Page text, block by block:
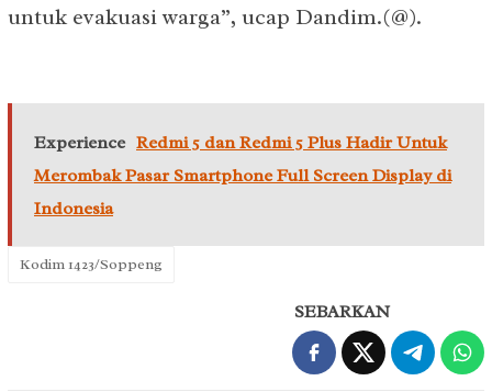
untuk evakuasi warga”, ucap Dandim.(@).
Experience Redmi 5 dan Redmi 5 Plus Hadir Untuk
Merombak Pasar Smartphone Full Screen Display di
Indonesia
Kodim 1423/Soppeng
SEBARKAN